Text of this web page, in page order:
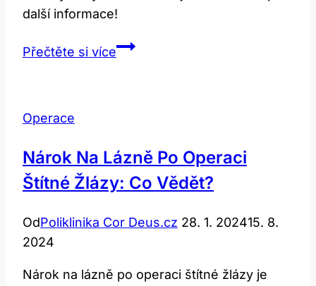
další informace!
Přečtěte si víceZvětšení
a
triky
Operace
Nárok Na Lázně Po Operaci
Štítné Žlázy: Co Vědět?
OdPoliklinika Cor Deus.cz 28. 1. 202415. 8.
2024
Nárok na lázně po operaci štítné žlázy je